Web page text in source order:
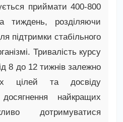
приймати 400-800
тиждень, розділяючи
підтримки стабільного
Тривалість курсу
8 до 12 тижнів залежно
цілей та досвіду
найкращих
дотримуватися